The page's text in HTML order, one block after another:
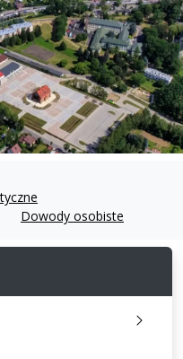
Dowody osobiste